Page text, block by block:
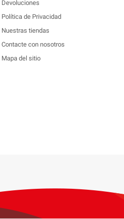
Devoluciones
Política de Privacidad
Nuestras tiendas
Contacte con nosotros
Mapa del sitio